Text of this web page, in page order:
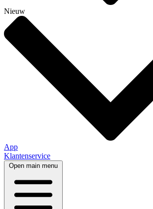
Nieuw
App
Klantenservice
Open main menu